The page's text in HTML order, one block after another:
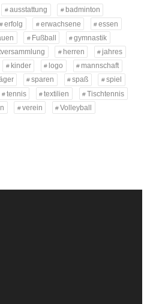
ausstattung
badminton
erfolg erwachsene
essen
Fußball
gymnastik
herren
jahres
kinder logo
mannschaft
sparen spaß
spiel
tennis textilien
Tischtennis
verein
Volleyball